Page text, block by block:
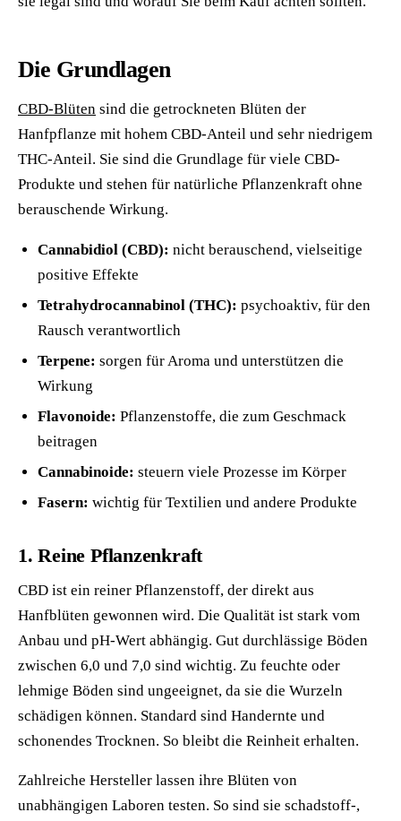
Die Grundlagen
CBD-Blüten sind die getrockneten Blüten der
Hanfpflanze mit hohem CBD-Anteil und sehr niedrigem
THC-Anteil. Sie sind die Grundlage für viele CBD-
Produkte und stehen für natürliche Pflanzenkraft ohne
berauschende Wirkung.
Cannabidiol (CBD): nicht berauschend, vielseitige
positive Effekte
Tetrahydrocannabinol (THC): psychoaktiv, für den
Rausch verantwortlich
Terpene: sorgen für Aroma und unterstützen die
Wirkung
Flavonoide: Pflanzenstoffe, die zum Geschmack
beitragen
Cannabinoide: steuern viele Prozesse im Körper
Fasern: wichtig für Textilien und andere Produkte
1. Reine Pflanzenkraft
CBD ist ein reiner Pflanzenstoff, der direkt aus
Hanfblüten gewonnen wird. Die Qualität ist stark vom
Anbau und pH-Wert abhängig. Gut durchlässige Böden
zwischen 6,0 und 7,0 sind wichtig. Zu feuchte oder
lehmige Böden sind ungeeignet, da sie die Wurzeln
schädigen können. Standard sind Handernte und
schonendes Trocknen. So bleibt die Reinheit erhalten.
Zahlreiche Hersteller lassen ihre Blüten von
unabhängigen Laboren testen. So sind sie schadstoff-,